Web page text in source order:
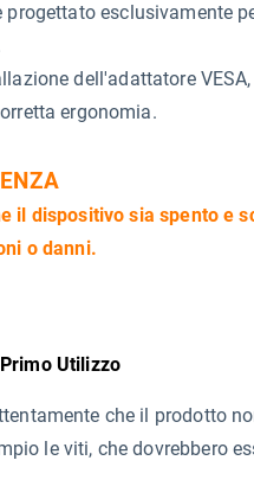
progettato esclusivamente
dell'adattatore
ergonomia.
il dispositivo sia spento e
o danni.
Utilizzo
che il prodotto
le viti, che dovrebbero